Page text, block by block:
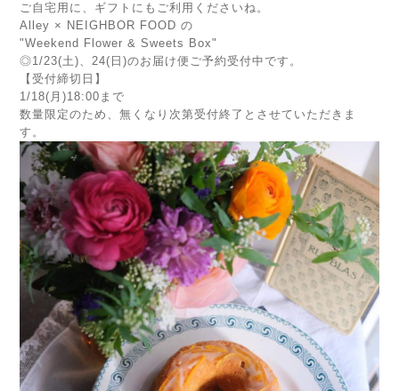
ご自宅用に、ギフトにもご利用くださいね。
Alley × NEIGHBOR FOOD の
"Weekend Flower & Sweets Box"
◎1/23(土)、24(日)のお届け便ご予約受付中です。
【受付締切日】
1/18(月)18:00まで
数量限定のため、無くなり次第受付終了とさせていただきま
す。